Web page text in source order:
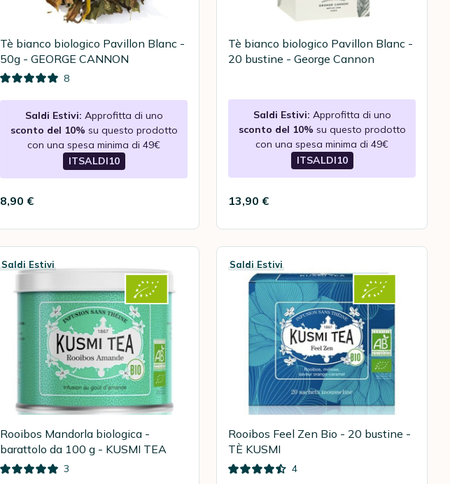
Tè bianco biologico Pavillon Blanc -
50g - GEORGE CANNON
8
Saldi Estivi: Approfitta di uno
sconto del 10% su questo prodotto
con una spesa minima di 49€
ITSALDI10
8,90 €
Tè bianco biologico Pavillon Blanc -
20 bustine - George Cannon
Saldi Estivi: Approfitta di uno
sconto del 10% su questo prodotto
con una spesa minima di 49€
ITSALDI10
13,90 €
Saldi Estivi
Rooibos Mandorla biologica -
barattolo da 100 g - KUSMI TEA
3
Saldi Estivi
Rooibos Feel Zen Bio - 20 bustine -
TÈ KUSMI
4